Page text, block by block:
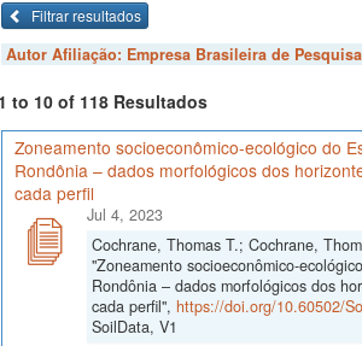
Filtrar resultados
Autor Afiliação: Empresa Brasileira de
to 10 of 118 Resultados
Zoneamento socioeconômico-ecológico do
Rondônia – dados morfológicos dos
cada perfil
Jul 4, 2023
Cochrane, Thomas T.; Cochrane,
"Zoneamento socioeconômico-
Rondônia – dados morfológicos dos
cada perfil", https://doi.org/10.60502/
SoilData, V1